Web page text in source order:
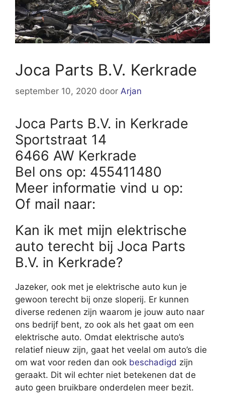
Joca Parts B.V. Kerkrade
september 10, 2020 door Arjan
Joca Parts B.V. in Kerkrade
Sportstraat 14
6466 AW Kerkrade
Bel ons op: 455411480
Meer informatie vind u op:
Of mail naar:
Kan ik met mijn elektrische
auto terecht bij Joca Parts
B.V. in Kerkrade?
Jazeker, ook met je elektrische auto kun je
gewoon terecht bij onze sloperij. Er kunnen
diverse redenen zijn waarom je jouw auto naar
ons bedrijf bent, zo ook als het gaat om een
elektrische auto. Omdat elektrische auto’s
relatief nieuw zijn, gaat het veelal om auto’s die
om wat voor reden dan ook beschadigd zijn
geraakt. Dit wil echter niet betekenen dat de
auto geen bruikbare onderdelen meer bezit.